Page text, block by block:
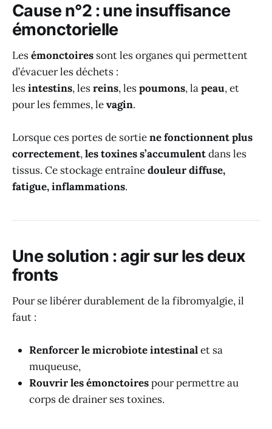
Cause n°2 : une insuffisance
émonctorielle
Lesémonctoires sont les organes qui permettent
d’évacuer les déchets :
lesintestins, lesreins, lespoumons, lapeau, et
pour les femmes, levagin.
Lorsque ces portes de sortiene fonctionnent plus
correctement,les toxines s’accumulentdans les
tissus. Ce stockage entraînedouleur diffuse,
fatigue, inflammations.
Une solution : agir sur les deux
fronts
Pour se libérer durablement de la fibromyalgie, il
faut :
Renforcer le microbiote intestinalet sa
muqueuse,
Rouvrir les émonctoirespour permettre au
corps de drainer ses toxines.